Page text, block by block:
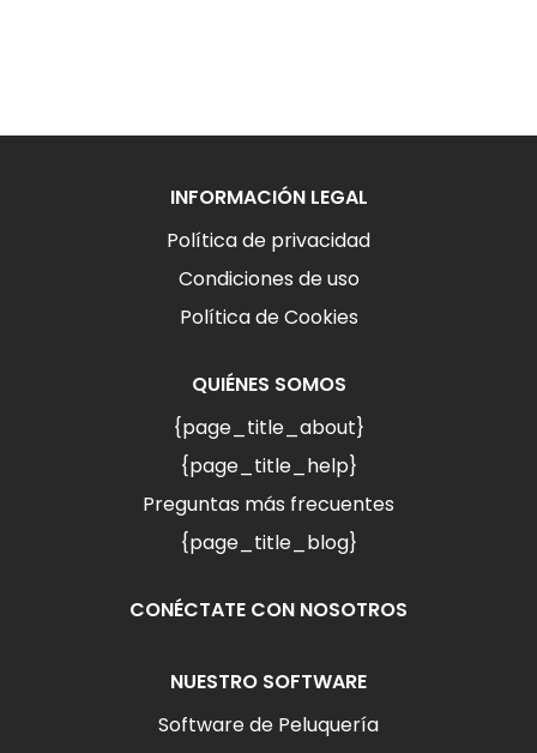
INFORMACIÓN LEGAL
Política de privacidad
Condiciones de uso
Política de Cookies
QUIÉNES SOMOS
{page_title_about}
{page_title_help}
Preguntas más frecuentes
{page_title_blog}
CONÉCTATE CON NOSOTROS
NUESTRO SOFTWARE
Software de Peluquería